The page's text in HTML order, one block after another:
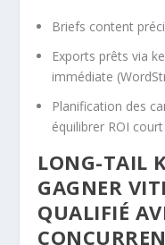
Briefs content
Exports prêts via
immédiate
Planification des
équilibrer ROI
LONG-TAIL
GAGNER
QUALIFIÉ